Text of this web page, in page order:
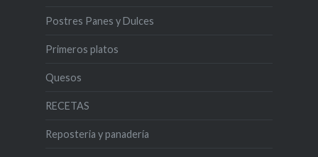
Postres Panes y Dulces
Primeros platos
Quesos
RECETAS
Reposteria y panadería